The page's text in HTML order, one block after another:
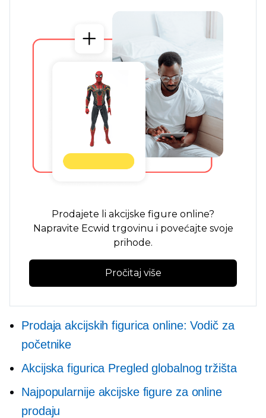
Prodajete li akcijske figure online?
Napravite Ecwid trgovinu i povećajte svoje
prihode.
Pročitaj više
Prodaja akcijskih figurica online: Vodič za
početnike
Akcijska figurica Pregled globalnog tržišta
Najpopularnije akcijske figure za online
prodaju